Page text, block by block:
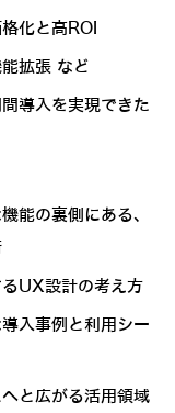
化と高ROI
拡張 など
導入を実現できた
能の裏側にある、
るUX設計の考え方
入事例と利用シー
と広がる活用領域